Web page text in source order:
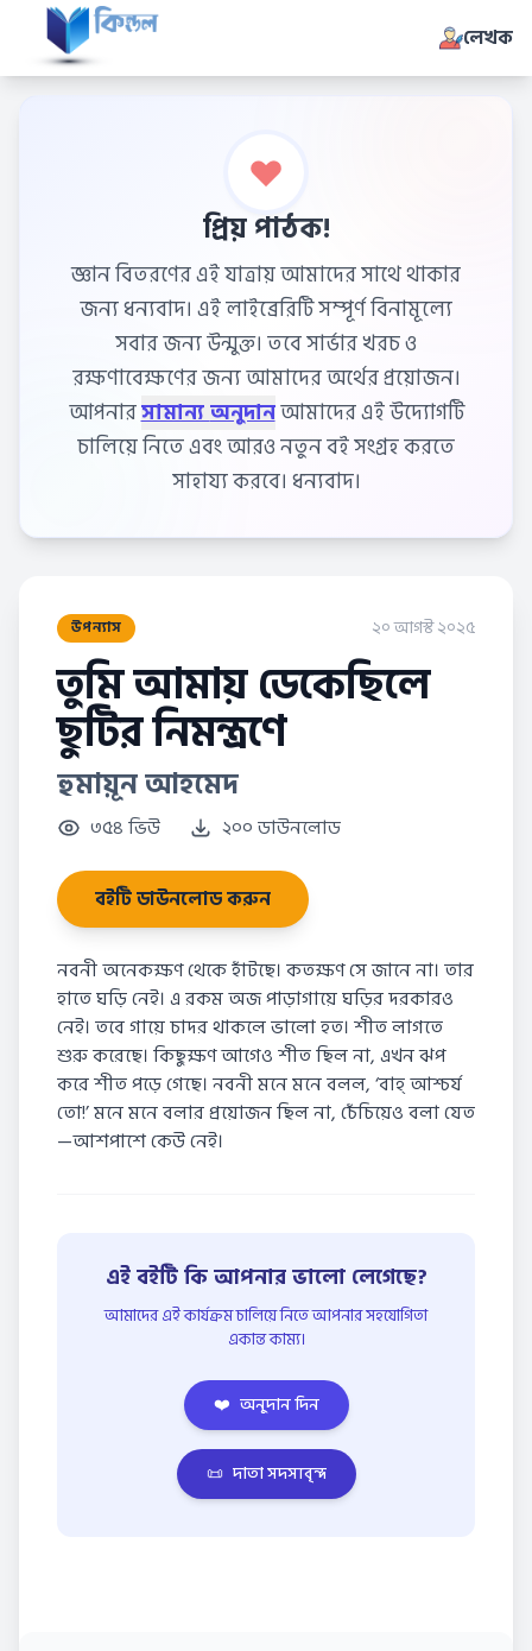
লেখক
প্রিয় পাঠক!
জ্ঞান বিতরণের এই যাত্রায় আমাদের সাথে থাকার
জন্য ধন্যবাদ। এই লাইব্রেরিটি সম্পূর্ণ বিনামূল্যে
সবার জন্য উন্মুক্ত। তবে সার্ভার খরচ ও
রক্ষণাবেক্ষণের জন্য আমাদের অর্থের প্রয়োজন।
আপনার
সামান্য অনুদানআমাদের এই উদ্যোগটি
চালিয়ে নিতে এবং আরও নতুন বই সংগ্রহ করতে
সাহায্য করবে। ধন্যবাদ।
উপন্যাস ২০ আগস্ট ২০২৫
তুমি আমায় ডেকেছিলে
ছুটির নিমন্ত্রণে
হুমায়ূন আহমেদ
৩৫৪ ভিউ ২০০ ডাউনলোড
বইটি ডাউনলোড করুন
নবনী অনেকক্ষণ থেকে হাঁটছে। কতক্ষণ সে জানে না। তার
হাতে ঘড়ি নেই। এ রকম অজ পাড়াগায়ে ঘড়ির দরকারও
নেই। তবে গায়ে চাদর থাকলে ভালো হত। শীত লাগতে
শুরু করেছে। কিছুক্ষণ আগেও শীত ছিল না, এখন ঝপ
করে শীত পড়ে গেছে। নবনী মনে মনে বলল, ‘বাহ্ আশ্চর্য
তো!’ মনে মনে বলার প্রয়োজন ছিল না, চেঁচিয়েও বলা যেত
—আশপাশে কেউ নেই।
এই বইটি কি আপনার ভালো লেগেছে?
আমাদের এই কার্যক্রম চালিয়ে নিতে আপনার সহযোগিতা
একান্ত কাম্য।
❤️ অনুদান দিন
📜 দাতা সদস্যবৃন্দ